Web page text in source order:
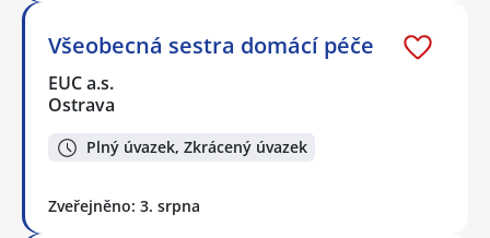
Všeobecná sestra domácí péče
EUC a.s.
Ostrava
Plný úvazek, Zkrácený úvazek
Zveřejněno: 3. srpna